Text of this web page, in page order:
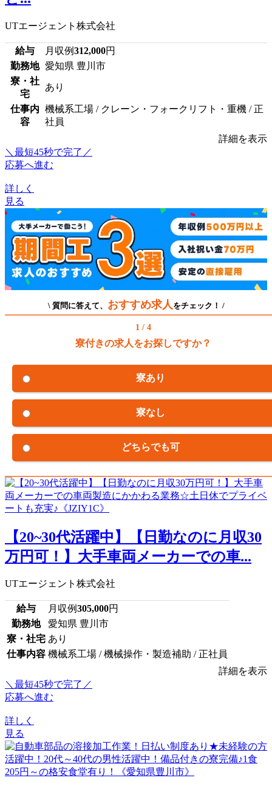
UTエージェント株式会社
給与 月収例312,000円
勤務地 愛知県 豊川市
寮・社
宅
あり
仕事内
容
機械系工場 / クレーン・フォークリフト・重機 / 正
社員
詳細を表示
＼最短45秒で完了／
応募へ進む
詳しく
見る
\ 質問に答えて、 おすすめ求人 をチェック！ /
1 / 4
寮付きの求人をお探しですか？
寮あり
寮なし
どちらでも可
【20~30代活躍中】【日勤なのに月収30
万円可！】大手車両メーカーでの車...
UTエージェント株式会社
給与 月収例305,000円
勤務地
愛知県 豊川市
寮・社宅 あり
仕事内容 機械系工場 / 機械操作・製造補助 / 正社員
詳細を表示
＼最短45秒で完了／
応募へ進む
詳しく
見る